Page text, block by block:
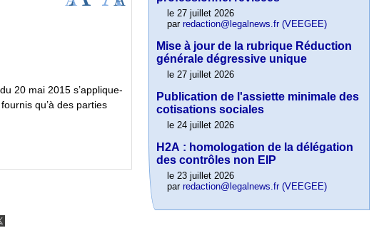
20 mai 2015 s’applique-
qu’à des parties
le 27 juillet 2026
parredaction@legalnews.fr (VEEGEE)
Mise à jour de la rubrique Réduction
générale dégressive unique
le 27 juillet 2026
Publication de l'assiette minimale des
cotisations sociales
le 24 juillet 2026
H2A : homologation de la délégation
des contrôles non EIP
le 23 juillet 2026
parredaction@legalnews.fr (VEEGEE)